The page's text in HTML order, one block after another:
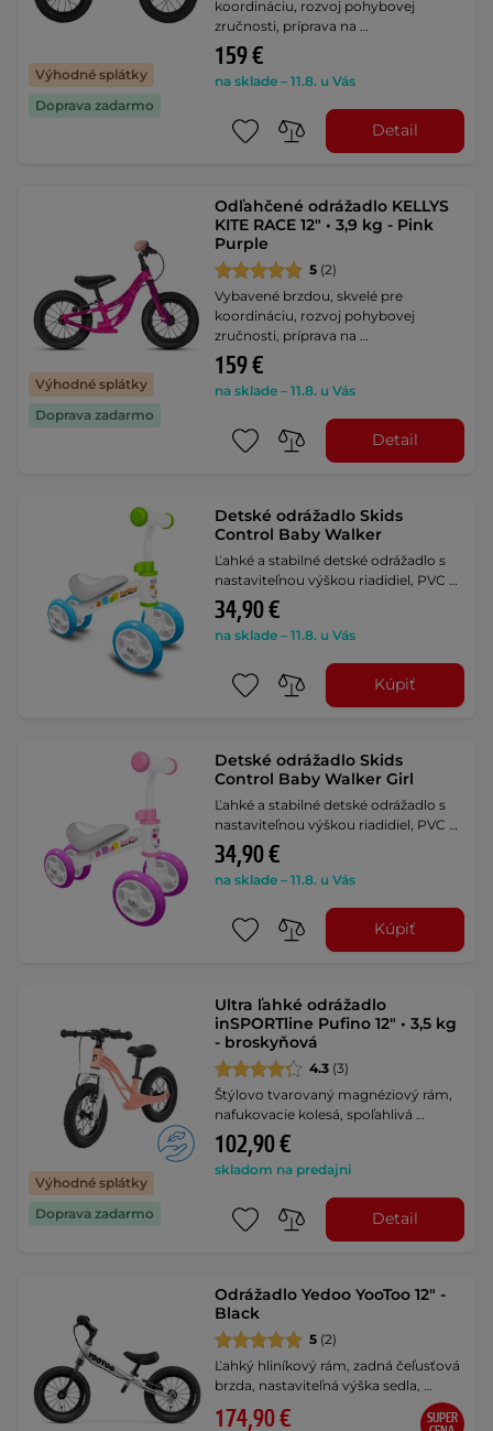
Výhodné splátky
Doprava zadarmo
koordináciu, rozvoj pohybovej
zručnosti, príprava na …
159 €
na sklade – 11.8. u Vás
Detail
Výhodné splátky
Doprava zadarmo
Odľahčené odrážadlo KELLYS
KITE RACE 12" • 3,9 kg - Pink
Purple
5 (2)
Vybavené brzdou, skvelé pre
koordináciu, rozvoj pohybovej
zručnosti, príprava na …
159 €
na sklade – 11.8. u Vás
Detail
Detské odrážadlo Skids
Control Baby Walker
Ľahké a stabilné detské odrážadlo s
nastaviteľnou výškou riadidiel, PVC …
34,90 €
na sklade – 11.8. u Vás
Kúpiť
Detské odrážadlo Skids
Control Baby Walker Girl
Ľahké a stabilné detské odrážadlo s
nastaviteľnou výškou riadidiel, PVC …
34,90 €
na sklade – 11.8. u Vás
Kúpiť
Výhodné splátky
Doprava zadarmo
Ultra ľahké odrážadlo
inSPORTline Pufino 12" • 3,5 kg
- broskyňová
4.3 (3)
Štýlovo tvarovaný magnéziový rám,
nafukovacie kolesá, spoľahlivá …
102,90 €
skladom na predajni
Detail
Odrážadlo Yedoo YooToo 12" -
Black
5 (2)
Ľahký hliníkový rám, zadná čeľusťová
brzda, nastaviteľná výška sedla, …
174,90 €
SUPER